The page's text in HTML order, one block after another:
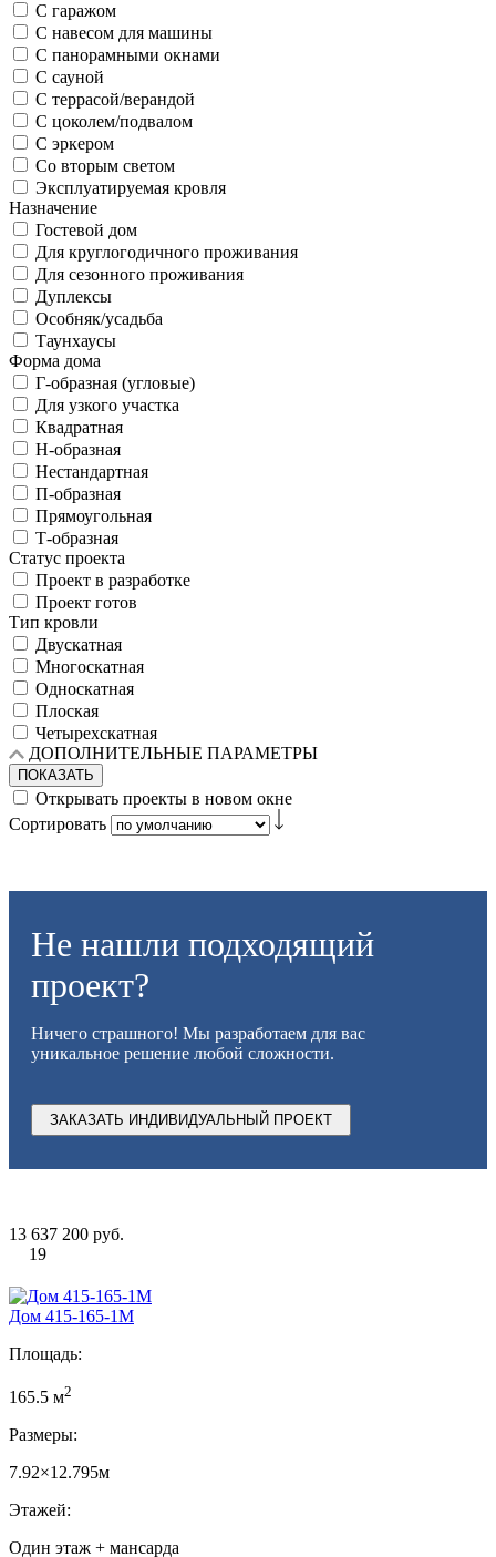
С гаражом
С навесом для машины
С панорамными окнами
С сауной
С террасой/верандой
С цоколем/подвалом
С эркером
Со вторым светом
Эксплуатируемая кровля
Назначение
Гостевой дом
Для круглогодичного проживания
Для сезонного проживания
Дуплексы
Особняк/усадьба
Таунхаусы
Форма дома
Г-образная (угловые)
Для узкого участка
Квадратная
Н-образная
Нестандартная
П-образная
Прямоугольная
Т-образная
Статус проекта
Проект в разработке
Проект готов
Тип кровли
Двускатная
Многоскатная
Односкатная
Плоская
Четырехскатная
ДОПОЛНИТЕЛЬНЫЕ ПАРАМЕТРЫ
ПОКАЗАТЬ
Открывать проекты в новом окне
Сортировать
Не нашли подходящий
проект?
Ничего страшного! Мы разработаем для вас
уникальное решение любой сложности.
ЗАКАЗАТЬ ИНДИВИДУАЛЬНЫЙ ПРОЕКТ
13 637 200 руб.
19
Дом 415-165-1М
Площадь:
165.5 м2
Размеры:
7.92×12.795м
Этажей:
Один этаж + мансарда